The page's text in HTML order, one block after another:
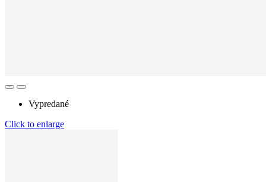
Vypredané
Click to enlarge